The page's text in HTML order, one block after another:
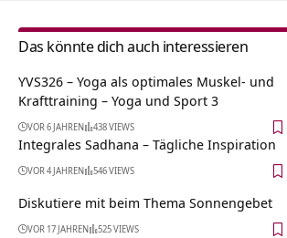
Das könnte dich auch interessieren
YVS326 – Yoga als optimales Muskel- und
Krafttraining – Yoga und Sport 3
VOR 6 JAHREN 438 VIEWS
Integrales Sadhana – Tägliche Inspiration
VOR 4 JAHREN 546 VIEWS
Diskutiere mit beim Thema Sonnengebet
VOR 17 JAHREN 525 VIEWS